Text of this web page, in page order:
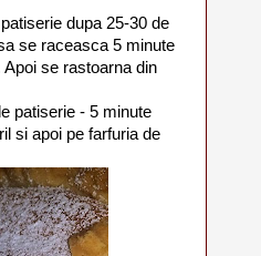
dupa 25-30 de
se raceasca 5 minute
se rastoarna din
patiserie - 5 minute
si apoi pe farfuria de